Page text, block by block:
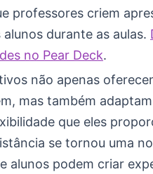
professores criem
durante as aulas.
no Pear Deck.
não apenas
mas também
que eles
se tornou uma
alunos podem criar